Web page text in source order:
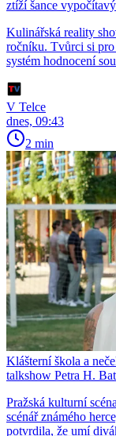
ztíží šance
Kulinářská reality
ročníku. Tvůrci si
systém hodnocení
V Telce
dnes, 09:43
2 min
Klášterní škola a
talkshow Petra H.
Pražská kulturní
scénář známého
potvrdila, že umí